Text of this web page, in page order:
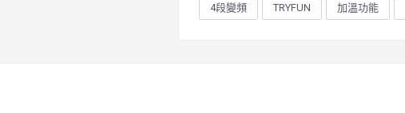
4段變頻 TRYFUN 加溫功能